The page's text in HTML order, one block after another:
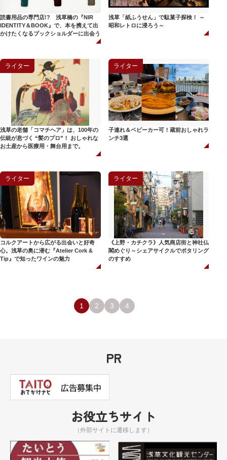
読書用品の専門店!? 浅草橋の『NIR
IDENTITY＆BOOK』で、本を携えて出
かけたくなるブックショルダーに出会う
浅草「紙ふうせん」で駄菓子探検！ ～
昭和レトロに浸ろう～
ライター
浅草の老舗「コマチヘア」は、100年の
伝統が息づく “髪のプロ”！ おしゃれな
お土産から医療用・舞台用まで。
ライター
子連れ＆ベビーカー可！蔵前おしゃれラ
ンチ3選
ライター
コルクアートから広がる出会いと好奇
心。浅草の奥に潜む『Atelier Cork &
Tip』で知ったワインの魅力
ライター
《上野・カチクラ》人気商店街と神社仏
閣めぐり～シェアサイクルでポタリング
のすすめ
1 2 3 4
PR
お役立ちサイト
（外部サイトに遷移します）